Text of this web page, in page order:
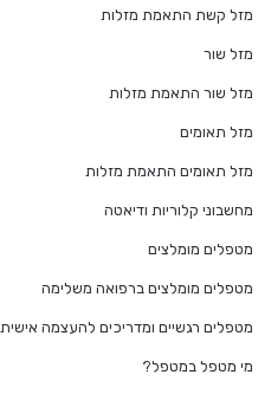
מזל קשת התאמת מזלות
מזל שור
מזל שור התאמת מזלות
מזל תאומים
מזל תאומים התאמת מזלות
מחשבוני קלוריות ודיאטה
מטפלים מומלצים
מטפלים מומלצים ברפואה משלימה
מטפלים רגשיים ומדריכים להעצמה אישית
מי מטפל במטפל?